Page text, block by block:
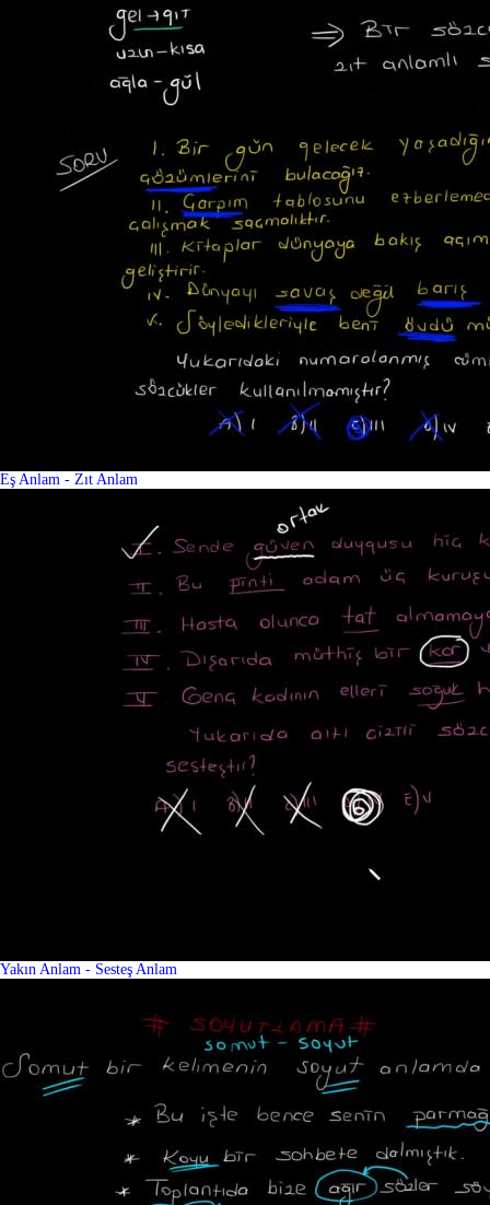
Eş Anlam - Zıt Anlam
Yakın Anlam - Sesteş Anlam